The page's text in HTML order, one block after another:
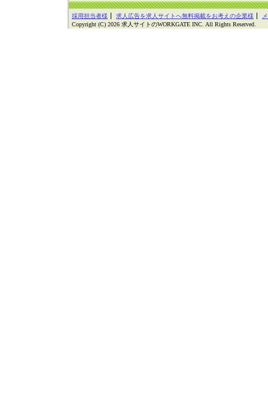
採用担当者様 求人広告を求人サイトへ無料掲載をお考えの企業様
Copyright (C) 2026 求人サイトのWORKGATE INC. All Rights Reserved.